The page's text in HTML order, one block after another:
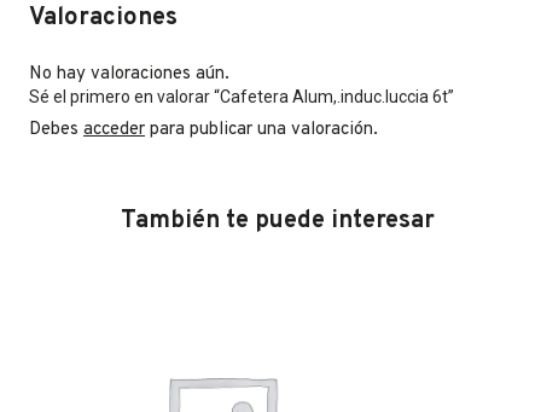
Valoraciones
No hay valoraciones aún.
Sé el primero en valorar “Cafetera Alum,.induc.luccia 6t”
Debes acceder para publicar una valoración.
También te puede interesar